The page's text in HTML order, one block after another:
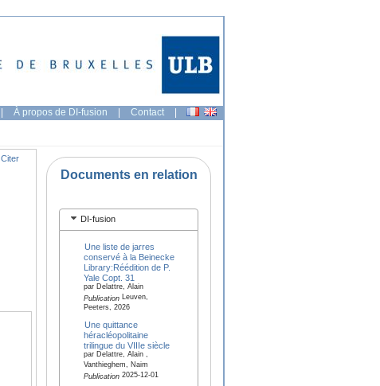
| À propos de DI-fusion | Contact |
Citer
Documents en relation
DI-fusion
Une liste de jarres
conservé à la Beinecke
Library:Réédition de P.
Yale Copt. 31
par Delattre, Alain
PublicationLeuven,
Peeters, 2026
Une quittance
héracléopolitaine
trilingue du VIIIe siècle
par Delattre, Alain ,
Vanthieghem, Naim
Publication2025-12-01